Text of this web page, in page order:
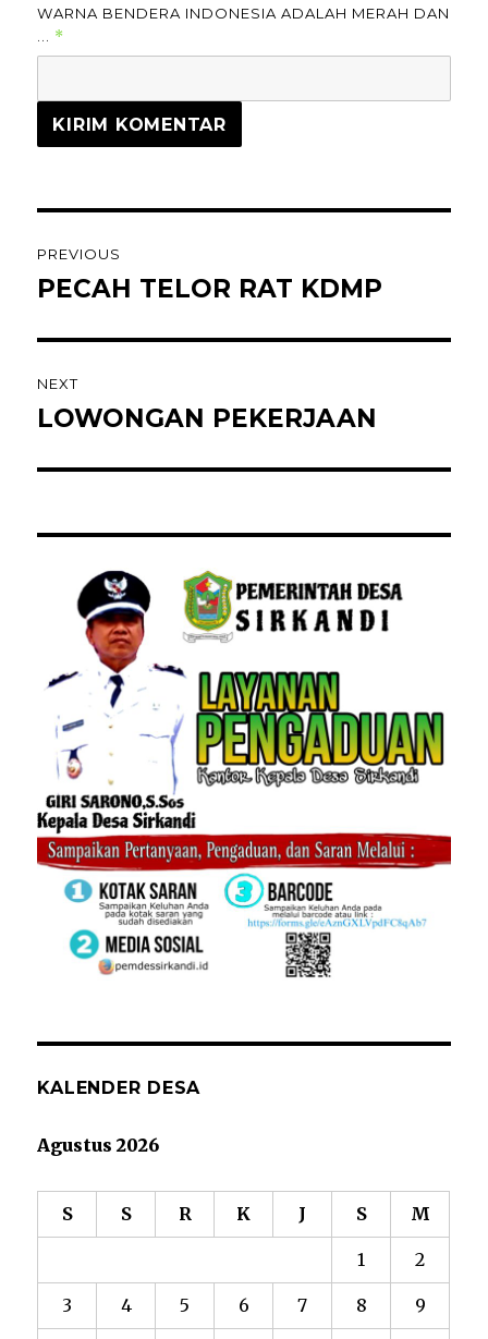
WARNA BENDERA INDONESIA ADALAH MERAH DAN
*
PREVIOUS
PECAH TELOR RAT KDMP
NEXT
LOWONGAN PEKERJAAN
KALENDER DESA
Agustus 2026
S S R K J S M
1 2
3 4 5 6 7 8 9